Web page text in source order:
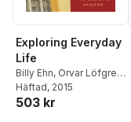
Exploring Everyday
Life
Billy Ehn, Orvar Löfgren ,
Richard Wilk
Häftad, 2015
503 kr